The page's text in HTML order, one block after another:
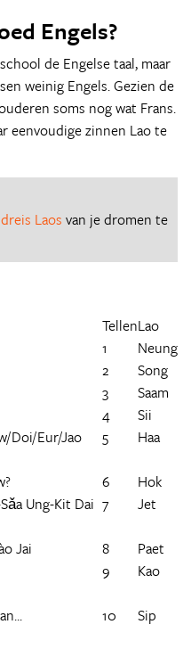
Engels?
de Engelse taal, maar
weinig Engels. Gezien de
soms nog wat Frans.
eenvoudige zinnen Lao te
Laos van je dromen te
TellenLao
1
Neung
2
Song
3
Saam
4
Sii
Doi/Eur/Jao
5 Haa
6
Hok
Ung-Kit Dai 7 Jet
Jai 8
Paet
9 Kao
10 Sip